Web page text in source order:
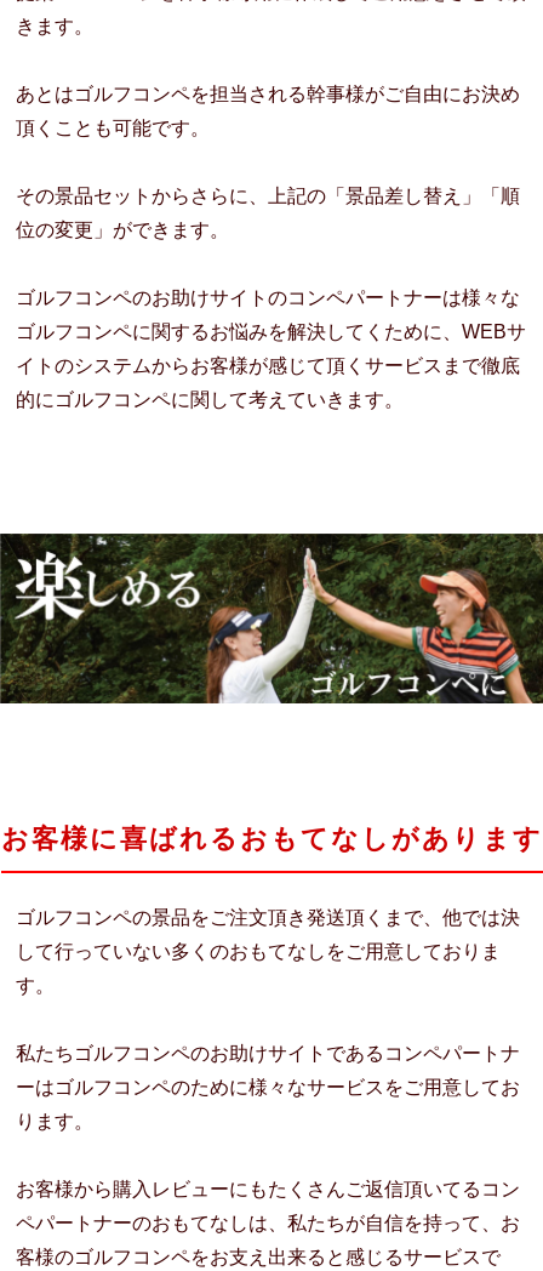
きます。
あとはゴルフコンペを担当される幹事様がご自由にお決め
頂くことも可能です。
その景品セットからさらに、上記の「景品差し替え」「順
位の変更」ができます。
ゴルフコンペのお助けサイトのコンペパートナーは様々な
ゴルフコンペに関するお悩みを解決してくために、WEBサ
イトのシステムからお客様が感じて頂くサービスまで徹底
的にゴルフコンペに関して考えていきます。
お客様に喜ばれるおもてなしがあります
ゴルフコンペの景品をご注文頂き発送頂くまで、他では決
して行っていない多くのおもてなしをご用意しておりま
す。
私たちゴルフコンペのお助けサイトであるコンペパートナ
ーはゴルフコンペのために様々なサービスをご用意してお
ります。
お客様から購入レビューにもたくさんご返信頂いてるコン
ペパートナーのおもてなしは、私たちが自信を持って、お
客様のゴルフコンペをお支え出来ると感じるサービスで